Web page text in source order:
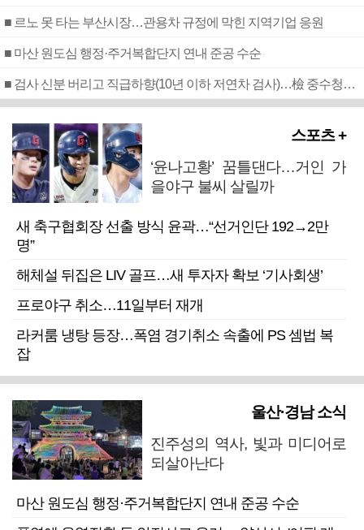
■ 르노 못 타는 부산시장…관용차 규정에 막힌 지역기업 응원
■ 마산 원도심 행정·주거복합단지 연내 준공 수순
■ 검사 신분 버리고 직급하향(10년 이하 저연차 검사)…檢 중수청행 기피
스포츠 +
‘윤나고황’ 꿈틀댄다…거인 가
을야구 불씨 살릴까
새 축구협회장 선출 방식 윤곽…“선거인단 192→2만
명”
해체설 뒤집은 LIV 골프…새 투자자 확보 ‘기사회생’
프로야구 취소…11일부터 재개
라커룸 냉탕 등장…폭염 경기취소 속출에 PS 셈법 복
잡
울산·경남 소식
진주성의 역사, 빛과 미디어로
되살아난다
마산 원도심 행정·주거복합단지 연내 준공 수순